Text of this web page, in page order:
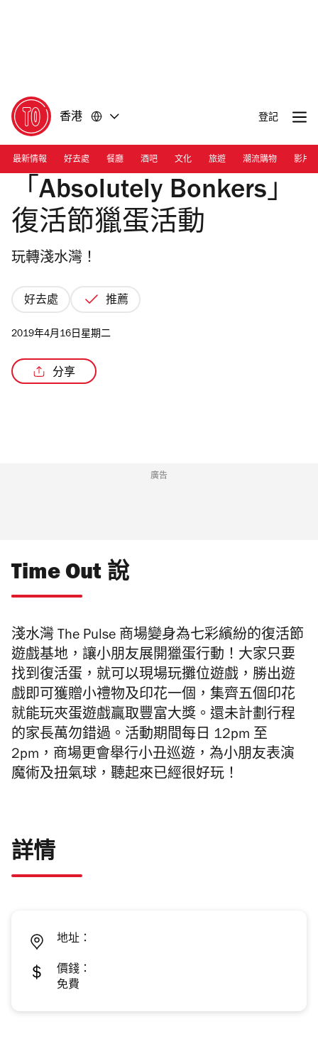
香港 登記
最新情報 好去處 餐廳 酒吧 文化 旅遊 潮流購物 影片
「Absolutely Bonkers」
復活節獵蛋活動
玩轉淺水灣！
好去處 推薦
2019年4月16日星期二
分享
廣告
Time Out 說
淺水灣 The Pulse 商場變身為七彩繽紛的復活節
遊戲基地，讓小朋友展開獵蛋行動！大家只要
找到復活蛋，就可以現場玩攤位遊戲，勝出遊
戲即可獲贈小禮物及印花一個，集齊五個印花
就能玩夾蛋遊戲贏取豐富大獎。還未計劃行程
的家長萬勿錯過。活動期間每日 12pm 至
2pm，商場更會舉行小丑巡遊，為小朋友表演
魔術及扭氣球，聽起來已經很好玩！
詳情
地址：
價錢：
免費